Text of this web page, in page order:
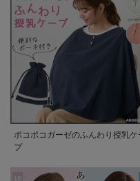
ポコポコガーゼのふんわり授乳ケ
プ